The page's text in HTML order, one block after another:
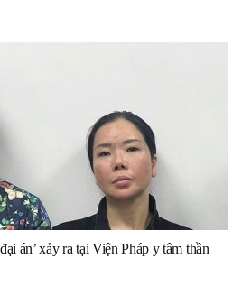
án’ xảy ra tại Viện Pháp y tâm thần